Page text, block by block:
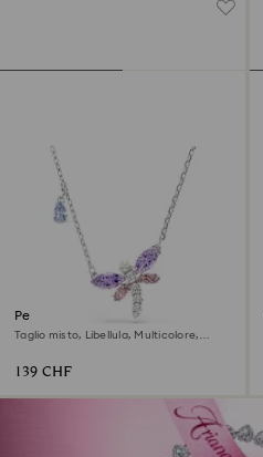
Pendente Ariana Grande x
Swarovski
Taglio misto, Libellula, Multicolore,
139 CHF